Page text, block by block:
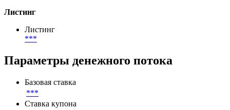
Листинг
Листинг
***
Параметры денежного потока
Базовая ставка
***
Ставка купона